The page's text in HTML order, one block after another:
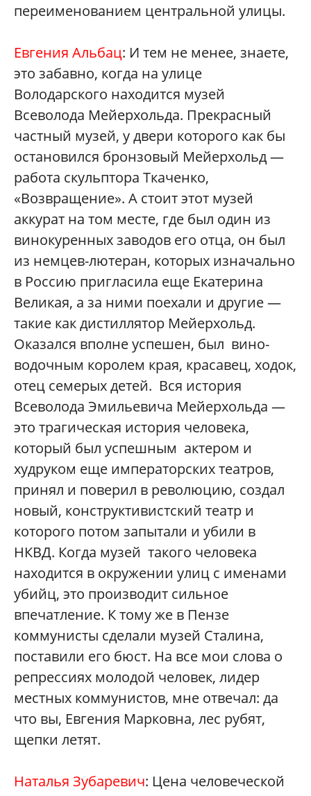
переименованием центральной улицы.
Евгения Альбац: И тем не менее, знаете,
это забавно, когда на улице
Володарского находится музей
Всеволода Мейерхольда. Прекрасный
частный музей, у двери которого как бы
остановился бронзовый Мейерхольд —
работа скульптора Ткаченко,
«Возвращение». А стоит этот музей
аккурат на том месте, где был один из
винокуренных заводов его отца, он был
из немцев-лютеран, которых изначально
в Россию пригласила еще Екатерина
Великая, а за ними поехали и другие —
такие как дистиллятор Мейерхольд.
Оказался вполне успешен, был вино-
водочным королем края, красавец, ходок,
отец семерых детей. Вся история
Всеволода Эмильевича Мейерхольда —
это трагическая история человека,
который был успешным актером и
худруком еще императорских театров,
принял и поверил в революцию, создал
новый, конструктивистский театр и
которого потом запытали и убили в
НКВД. Когда музей такого человека
находится в окружении улиц с именами
убийц, это производит сильное
впечатление. К тому же в Пензе
коммунисты сделали музей Сталина,
поставили его бюст. На все мои слова о
репрессиях молодой человек, лидер
местных коммунистов, мне отвечал: да
что вы, Евгения Марковна, лес рубят,
щепки летят.
Наталья Зубаревич: Цена человеческой